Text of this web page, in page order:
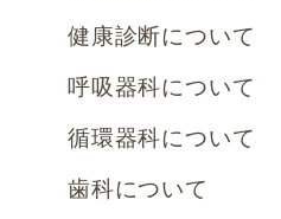
健康診断について
呼吸器科について
循環器科について
歯科について